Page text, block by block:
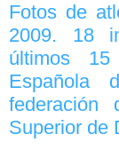
Fotos de
2009. 18
últimos
Española
federación
Superior de